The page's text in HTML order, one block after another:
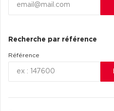
Recherche par référence
Référence